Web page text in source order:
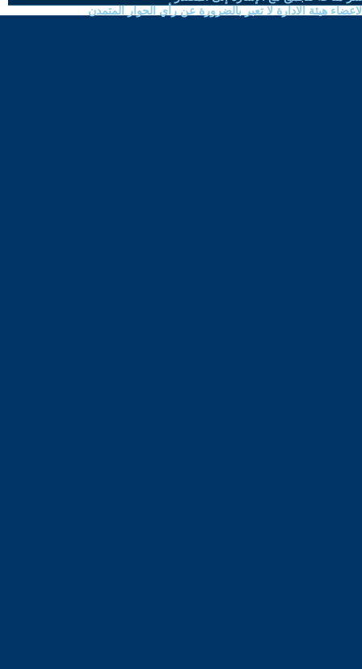
هيئة الادارة لا تعبر بالضرورة عن رأي الحوار المتمدن